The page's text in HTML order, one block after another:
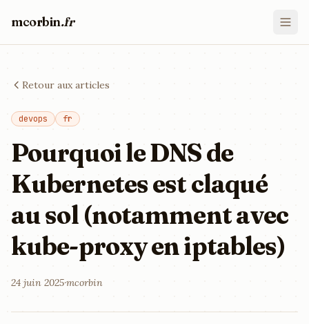
mcorbin.fr
Retour aux articles
devops fr
Pourquoi le DNS de
Kubernetes est claqué
au sol (notamment avec
kube-proxy en iptables)
24 juin 2025·mcorbin